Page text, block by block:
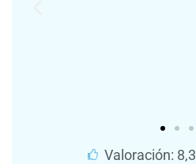
Valoración: 8,3